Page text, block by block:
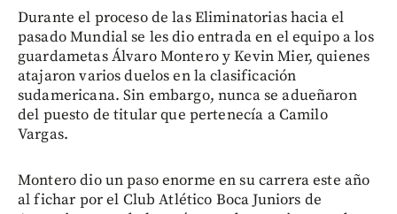
Durante el proceso de las Eliminatorias hacia el
pasado Mundial se les dio entrada en el equipo a los
guardametas Álvaro Montero y Kevin Mier, quienes
atajaron varios duelos en la clasificación
sudamericana. Sin embargo, nunca se adueñaron
del puesto de titular que pertenecía a Camilo
Vargas.
Montero dio un paso enorme en su carrera este año
al fichar por el Club Atlético Boca Juniors de